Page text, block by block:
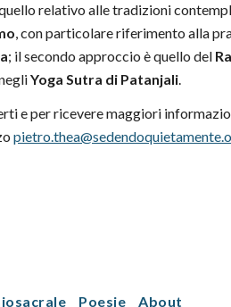
relativo alle tradizioni
, con particolare riferimento alla
; il secondo approccio è quello del
Yoga Sutra di Patanjali.
e per ricevere maggiori
Poesie About